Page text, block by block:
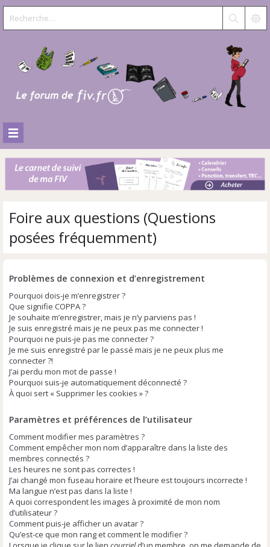
Foire aux questions (Questions
posées fréquemment)
Problèmes de connexion et d’enregistrement
Pourquoi dois-je m’enregistrer ?
Que signifie COPPA ?
Je souhaite m’enregistrer, mais je n’y parviens pas !
Je suis enregistré mais je ne peux pas me connecter !
Pourquoi ne puis-je pas me connecter ?
Je me suis enregistré par le passé mais je ne peux plus me
connecter ?!
J’ai perdu mon mot de passe !
Pourquoi suis-je automatiquement déconnecté ?
À quoi sert « Supprimer les cookies » ?
Paramètres et préférences de l’utilisateur
Comment modifier mes paramètres ?
Comment empêcher mon nom d’apparaître dans la liste des
membres connectés ?
Les heures ne sont pas correctes !
J’ai changé mon fuseau horaire et l’heure est toujours incorrecte !
Ma langue n’est pas dans la liste !
A quoi correspondent les images à proximité de mon nom
d’utilisateur ?
Comment puis-je afficher un avatar ?
Qu’est-ce que mon rang et comment le modifier ?